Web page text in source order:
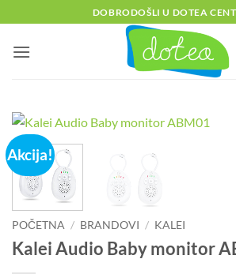
to
content
DOBRODOŠLI U DOTEA
Akcija!
POČETNA / BRANDOVI / KALEI
Kalei Audio Baby monitor